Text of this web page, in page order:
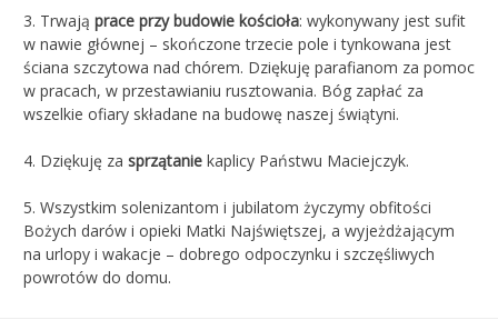
3. Trwają prace przy budowie kościoła: wykonywany jest sufit
w nawie głównej – skończone trzecie pole i tynkowana jest
ściana szczytowa nad chórem. Dziękuję parafianom za pomoc
w pracach, w przestawianiu rusztowania. Bóg zapłać za
wszelkie ofiary składane na budowę naszej świątyni.
4. Dziękuję za sprzątanie kaplicy Państwu Maciejczyk.
5. Wszystkim solenizantom i jubilatom życzymy obfitości
Bożych darów i opieki Matki Najświętszej, a wyjeżdżającym
na urlopy i wakacje – dobrego odpoczynku i szczęśliwych
powrotów do domu.